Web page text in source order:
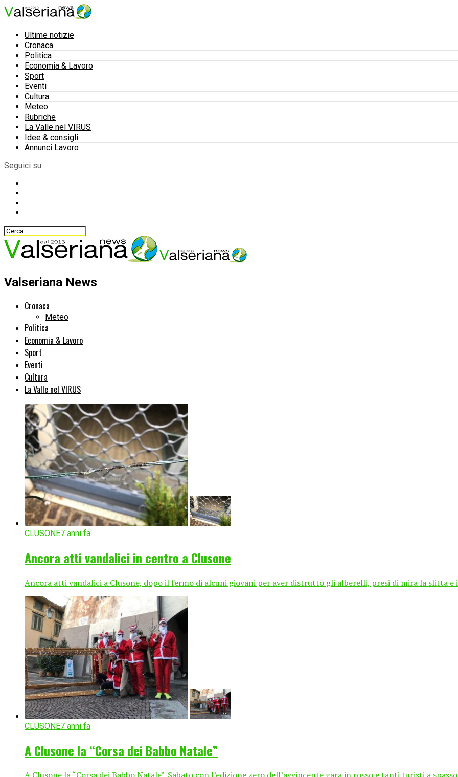
Ultime notizie
Cronaca
Politica
Economia & Lavoro
Sport
Eventi
Cultura
Meteo
Rubriche
La Valle nel VIRUS
Idee & consigli
Annunci Lavoro
Seguici su
Valseriana News
Cronaca
Meteo
Politica
Economia & Lavoro
Sport
Eventi
Cultura
La Valle nel VIRUS
CLUSONE7 anni fa
Ancora atti vandalici in centro a Clusone
Ancora atti vandalici a Clusone, dopo il fermo di alcuni giovani per aver distrutto gli alberelli, presi di mira la slitta e
CLUSONE7 anni fa
A Clusone la “Corsa dei Babbo Natale”